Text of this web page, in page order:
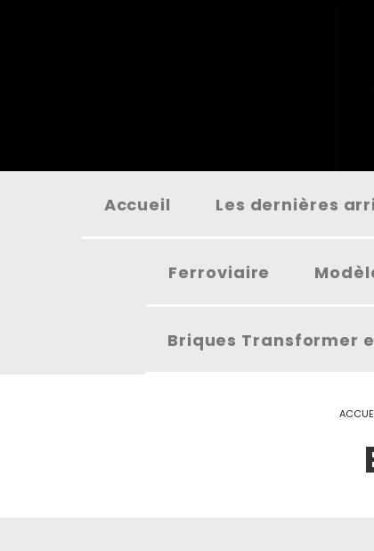
Accueil Les dernières
Ferroviaire
Briques Transformer